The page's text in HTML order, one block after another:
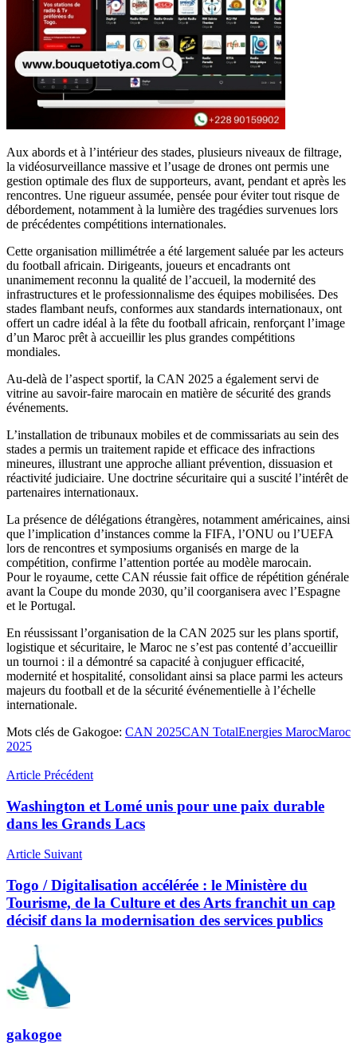
Aux abords et à l’intérieur des stades, plusieurs niveaux de filtrage,
la vidéosurveillance massive et l’usage de drones ont permis une
gestion optimale des flux de supporteurs, avant, pendant et après les
rencontres. Une rigueur assumée, pensée pour éviter tout risque de
débordement, notamment à la lumière des tragédies survenues lors
de précédentes compétitions internationales.
Cette organisation millimétrée a été largement saluée par les acteurs
du football africain. Dirigeants, joueurs et encadrants ont
unanimement reconnu la qualité de l’accueil, la modernité des
infrastructures et le professionnalisme des équipes mobilisées. Des
stades flambant neufs, conformes aux standards internationaux, ont
offert un cadre idéal à la fête du football africain, renforçant l’image
d’un Maroc prêt à accueillir les plus grandes compétitions
mondiales.
Au-delà de l’aspect sportif, la CAN 2025 a également servi de
vitrine au savoir-faire marocain en matière de sécurité des grands
événements.
L’installation de tribunaux mobiles et de commissariats au sein des
stades a permis un traitement rapide et efficace des infractions
mineures, illustrant une approche alliant prévention, dissuasion et
réactivité judiciaire. Une doctrine sécuritaire qui a suscité l’intérêt de
partenaires internationaux.
La présence de délégations étrangères, notamment américaines, ainsi
que l’implication d’instances comme la FIFA, l’ONU ou l’UEFA
lors de rencontres et symposiums organisés en marge de la
compétition, confirme l’attention portée au modèle marocain.
Pour le royaume, cette CAN réussie fait office de répétition générale
avant la Coupe du monde 2030, qu’il coorganisera avec l’Espagne
et le Portugal.
En réussissant l’organisation de la CAN 2025 sur les plans sportif,
logistique et sécuritaire, le Maroc ne s’est pas contenté d’accueillir
un tournoi : il a démontré sa capacité à conjuguer efficacité,
modernité et hospitalité, consolidant ainsi sa place parmi les acteurs
majeurs du football et de la sécurité événementielle à l’échelle
internationale.
Mots clés de Gakogoe: CAN 2025CAN TotalEnergies MarocMaroc
2025
Article Précédent
Washington et Lomé unis pour une paix durable
dans les Grands Lacs
Article Suivant
Togo / Digitalisation accélérée : le Ministère du
Tourisme, de la Culture et des Arts franchit un cap
décisif dans la modernisation des services publics
gakogoe